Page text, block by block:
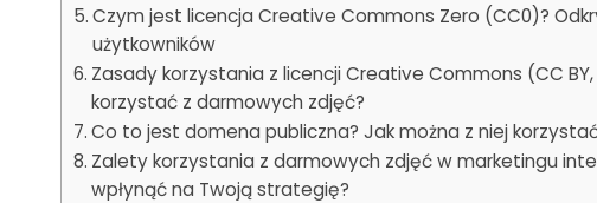
Czym jest licencja Creative Commons Zero (CC0)?
użytkowników
Zasady korzystania z licencji Creative Commons (CC
korzystać z darmowych zdjęć?
Co to jest domena publiczna? Jak można z niej
Zalety korzystania z darmowych zdjęć w marketingu
wpłynąć na Twoją strategię?